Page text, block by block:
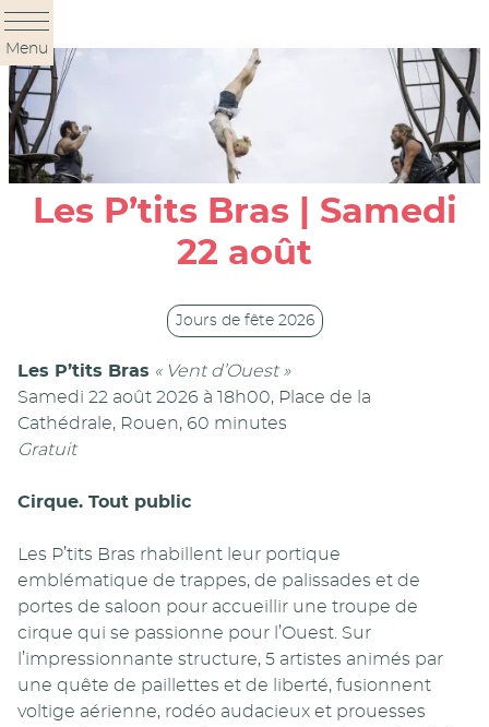
Panneau de gestion des cookies
Menu
Les P’tits Bras | Samedi
22 août
Jours de fête 2026
Les P’tits Bras « Vent d’Ouest »
Samedi 22 août 2026 à 18h00, Place de la
Cathédrale, Rouen, 60 minutes
Gratuit
Cirque. Tout public
Les P’tits Bras rhabillent leur portique
emblématique de trappes, de palissades et de
portes de saloon pour accueillir une troupe de
cirque qui se passionne pour l’Ouest. Sur
l’impressionnante structure, 5 artistes animés par
une quête de paillettes et de liberté, fusionnent
voltige aérienne, rodéo audacieux et prouesses